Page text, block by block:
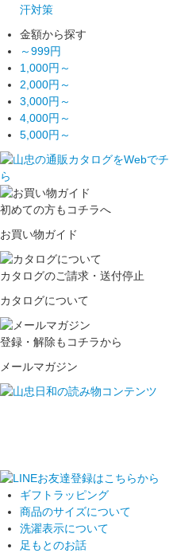
汗対策
金額から探す
～999円
1,000円～
2,000円～
3,000円～
4,000円～
5,000円～
初めての方もコチラへ
お買い物ガイド
カタログのご請求・送付停止
カタログについて
登録・解除もコチラから
メールマガジン
ギフトラッピング
商品のサイズについて
洗濯表示について
足もとのお話